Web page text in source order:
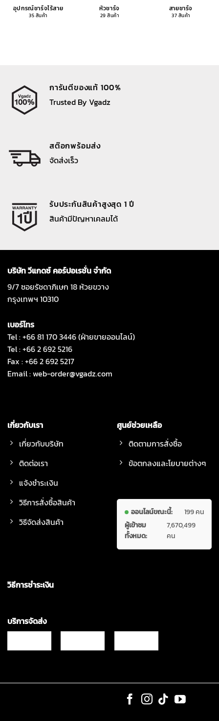
อุปกรณ์ชาร์จไร้สาย
35 สินค้า
หัวชาร์จ
29 สินค้า
สายชาร์จ
37 สินค้า
การันตีของแท้ 100%
Trusted By Vgadz
สต๊อกพร้อมส่ง
จัดส่งเร็ว
รับประกันสินค้าสูงสุด 1 ปี
สินค้ามีปัญหาเคลมได้
บริษัท วีแกดซ์ คอร์ปอเรชั่น จำกัด
9/7 ซอยรัชดาภิเษก 18 ห้วยขวาง
กรุงเทพฯ 10310
เบอร์โทร
Tel : +66 81 170 3446 (ฝ่ายขายออนไลน์)
Tel : +66 2 692 5216
Fax : +66 2 692 5217
Email :web-order@vgadz.com
เกี่ยวกับเรา
เกี่ยวกับบริษัท
ติดต่อเรา
แจ้งชำระเงิน
วิธีการสั่งซื้อสินค้า
วิธีจัดส่งสินค้า
ศูนย์ช่วยเหลือ
ติดตามการสั่งซื้อ
ข้อตกลงและโยบายต่างๆ
ออนไลน์ขณะนี้:
199 คน
ผู้เข้าชม
ทั้งหมด:
7,670,499
คน
วิธีการชำระเงิน
บริการจัดส่ง